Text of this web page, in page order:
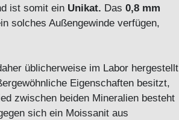
ist somit ein Unikat. Das 0,8 mm
solches Außengewinde verfügen,
üblicherweise im Labor hergestellt
Eigenschaften besitzt,
zwischen beiden Mineralien besteht
sich ein Moissanit aus